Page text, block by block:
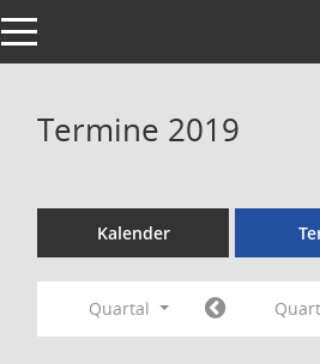
Toggle navigation
Termine 2019
Kalender
Quartal